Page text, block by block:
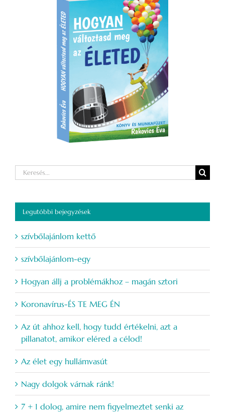
Keresés...
Legutóbbi bejegyzések
szívbőlajánlom kettő
szívbőlajánlom-egy
Hogyan állj a problémákhoz – magán sztori
Koronavírus-ÉS TE MEG ÉN
Az út ahhoz kell, hogy tudd értékelni, azt a
pillanatot, amikor eléred a célod!
Az élet egy hullámvasút
Nagy dolgok várnak ránk!
7 + 1 dolog, amire nem figyelmeztet senki az